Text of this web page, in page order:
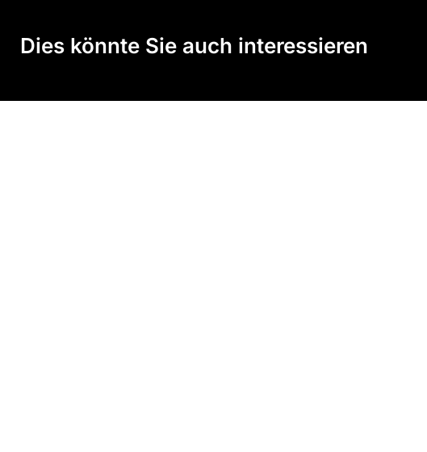
Dies könnte Sie auch interessieren